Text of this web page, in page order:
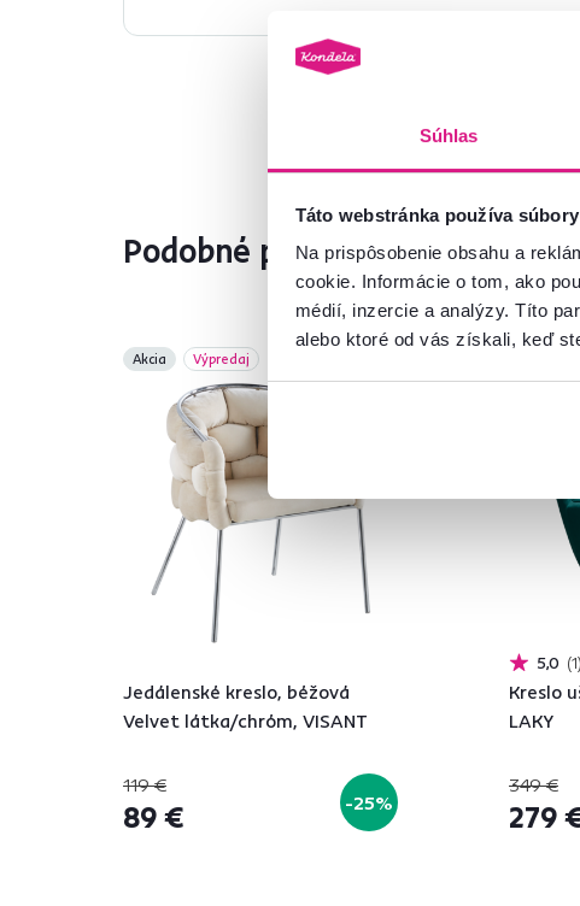
Súhlas
Táto webstránka používa
Na prispôsobenie obsahu a
cookie. Informácie o tom, ako
médií, inzercie a analýzy. Títo
alebo ktoré od vás získali, keď
Podobné produkty
Akcia Výpredaj
Jedálenské kreslo, béžová
Velvet látka/chróm, VISANT
119 €
89 € -25%
5,0 1
Kreslo
LAKY
349 €
279